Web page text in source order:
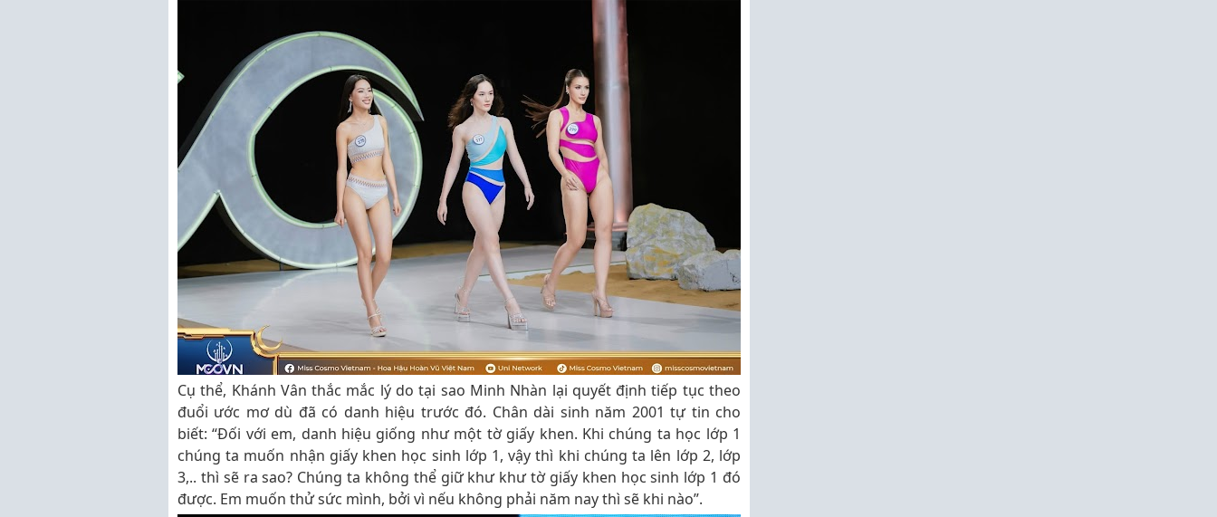
Cụ thể, Khánh Vân thắc mắc lý do tại sao Minh Nhàn lại quyết định tiếp tục theo
đuổi ước mơ dù đã có danh hiệu trước đó. Chân dài sinh năm 2001 tự tin cho
biết: “Đối với em, danh hiệu giống như một tờ giấy khen. Khi chúng ta học lớp 1
chúng ta muốn nhận giấy khen học sinh lớp 1, vậy thì khi chúng ta lên lớp 2, lớp
3,.. thì sẽ ra sao? Chúng ta không thể giữ khư khư tờ giấy khen học sinh lớp 1 đó
được. Em muốn thử sức mình, bởi vì nếu không phải năm nay thì sẽ khi nào”.